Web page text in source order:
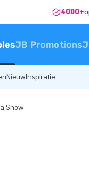
4000+
JB Promotions
NieuwInspiratie
Snow